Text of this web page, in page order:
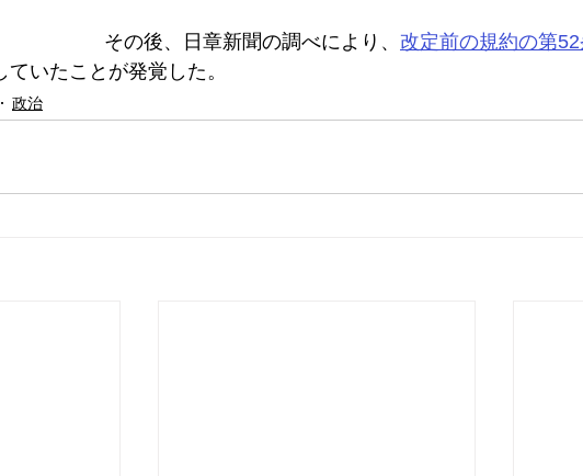
その後、日章新聞の調べにより、 改定前の規約の第
ていたことが発覚した。
政治